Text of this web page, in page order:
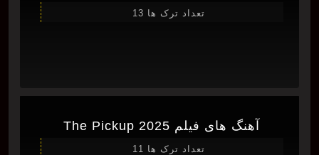
تعداد ترک ها 13
آهنگ های فیلم The Pickup 2025
تعداد ترک ها 11